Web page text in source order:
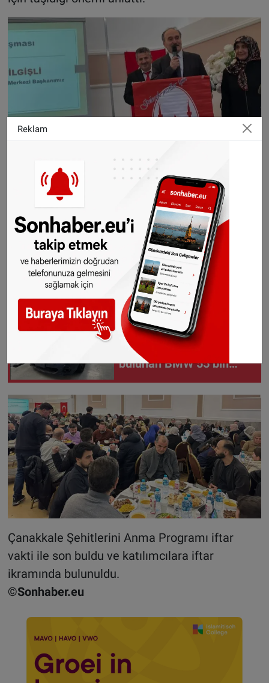
Programın protokol konuşmalarında söz alan
T.C. Rotterdam Başkonsolosu Sevgi Kısacık,
Çanakkale ruhunun birlik ve beraberlik mesajını
vurgularken, Hollanda Türk Federasyon Genel
Başkanı Murat Gedik de Çanakkale Zaferi'nde
Türk dünyasından gelen desteklere, Türk
kadınının fedakarlıklarına ve Gazi Mustafa
Kemal Atatürk’ün liderliğine dikkat çekti.
Hollanda'da üzerinde
onlarca kurşun izi
bulunan BMW 55 bin
Çanakkale Şehitlerini Anma Programı iftar
vakti ile son buldu ve katılımcılara iftar
ikramında bulunuldu.
©Sonhaber.eu
Reklam